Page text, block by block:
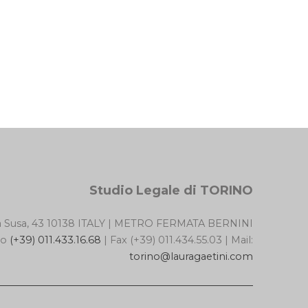
Studio Legale di TORINO
Susa, 43 10138 ITALY | METRO FERMATA BERNINI
(+39) 011.433.16.68 | Fax (+39) 011.434.55.03 | Mail:
torino@lauragaetini.com